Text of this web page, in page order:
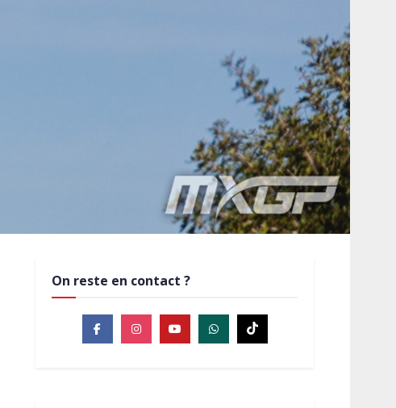
On reste en contact ?